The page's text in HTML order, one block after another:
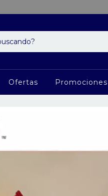
Ofertas